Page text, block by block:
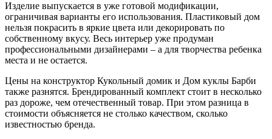
Изделие выпускается в уже готовой модификации,
ограничивая варианты его использования. Пластиковый дом
нельзя покрасить в яркие цвета или декорировать по
собственному вкусу. Весь интерьер уже продуман
профессиональными дизайнерами – а для творчества ребенка
места и не остается.
Цены на конструктор Кукольный домик и Дом куклы Барби
также разнятся. Брендированный комплект стоит в несколько
раз дороже, чем отечественный товар. При этом разница в
стоимости объясняется не столько качеством, сколько
известностью бренда.